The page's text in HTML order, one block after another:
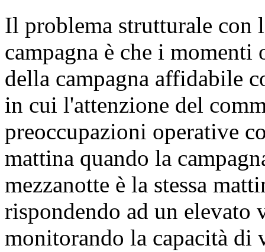
Il problema strutturale con
campagna è che i
della campagna affidabile
in cui l'attenzione del
preoccupazioni operative
mattina quando la
mezzanotte è la stessa
rispondendo ad un
monitorando la capacità di